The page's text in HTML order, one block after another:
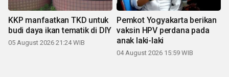
KKP manfaatkan TKD untuk
budi daya ikan tematik di DIY
05 August 2026 21:24 WIB
Pemkot Yogyakarta berikan
vaksin HPV perdana pada
anak laki-laki
04 August 2026 15:59 WIB